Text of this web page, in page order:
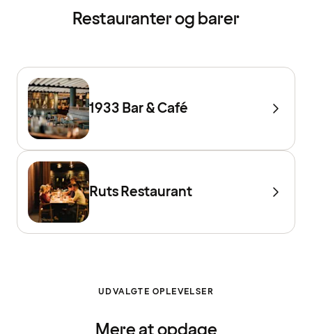
Restauranter og barer
1933 Bar & Café
Ruts Restaurant
UDVALGTE OPLEVELSER